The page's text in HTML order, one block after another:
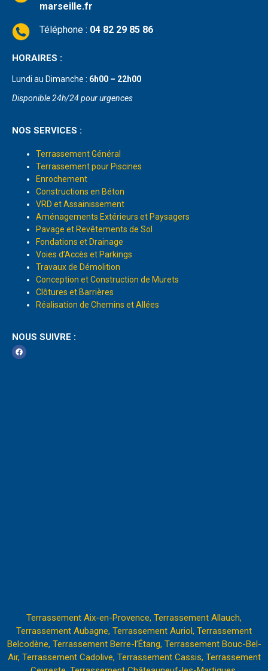
marseille.fr
Téléphone : 04 82 29 85 86
HORAIRES :
Lundi au Dimanche : 6h00 – 22h00
Disponible 24h/24 pour urgences
NOS SERVICES :
Terrassement Général
Terrassement pour Piscines
Enrochement
Constructions en Béton
VRD et Assainissement
Aménagements Extérieurs et Paysagers
Pavage et Revêtements de Sol
Fondations et Drainage
Voies d’Accès et Parkings
Travaux de Démolition
Conception et Construction de Murets
Clôtures et Barrières
Réalisation de Chemins et Allées
NOUS SUIVRE :
Terrassement Aix-en-Provence, Terrassement Allauch,
Terrassement Aubagne, Terrassement Auriol, Terrassement
Belcodène, Terrassement Berre-l’Étang, Terrassement Bouc-Bel-
Air, Terrassement Cadolive, Terrassement Cassis, Terrassement